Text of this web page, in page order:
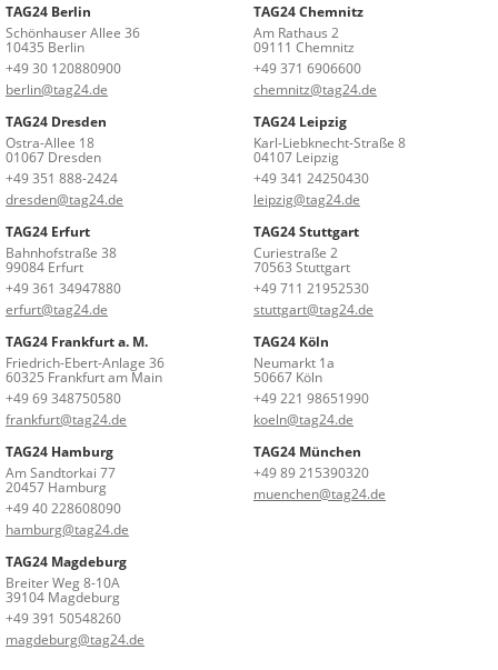
TAG24 Berlin
Schönhauser Allee 36
10435 Berlin
+49 30 120880900
berlin@tag24.de
TAG24 Chemnitz
Am Rathaus 2
09111 Chemnitz
+49 371 6906600
chemnitz@tag24.de
TAG24 Dresden
Ostra-Allee 18
01067 Dresden
+49 351 888-2424
dresden@tag24.de
TAG24 Leipzig
Karl-Liebknecht-Straße 8
04107 Leipzig
+49 341 24250430
leipzig@tag24.de
TAG24 Erfurt
Bahnhofstraße 38
99084 Erfurt
+49 361 34947880
erfurt@tag24.de
TAG24 Stuttgart
Curiestraße 2
70563 Stuttgart
+49 711 21952530
stuttgart@tag24.de
TAG24 Frankfurt a. M.
Friedrich-Ebert-Anlage 36
60325 Frankfurt am Main
+49 69 348750580
frankfurt@tag24.de
TAG24 Köln
Neumarkt 1a
50667 Köln
+49 221 98651990
koeln@tag24.de
TAG24 Hamburg
Am Sandtorkai 77
20457 Hamburg
+49 40 228608090
hamburg@tag24.de
TAG24 München
+49 89 215390320
muenchen@tag24.de
TAG24 Magdeburg
Breiter Weg 8-10A
39104 Magdeburg
+49 391 50548260
magdeburg@tag24.de